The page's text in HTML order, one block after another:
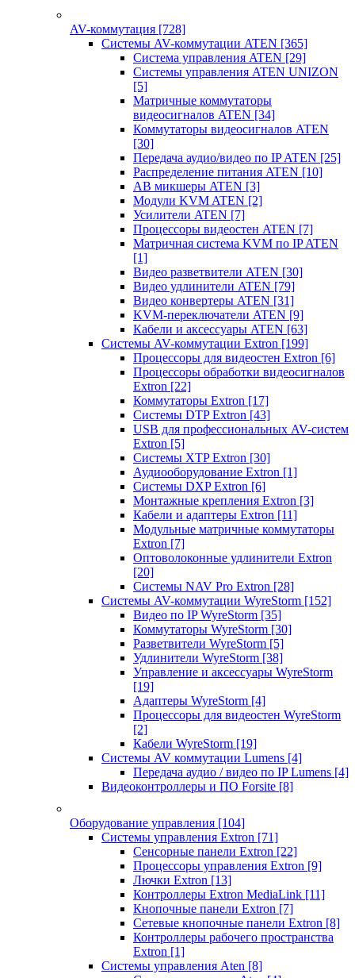
AV-коммутация [728]
Системы AV-коммутации ATEN [365]
Система управления ATEN [29]
Системы управления ATEN UNIZON
[5]
Матричные коммутаторы
видеосигналов ATEN [34]
Коммутаторы видеосигналов ATEN
[30]
Передача аудио/видео по IP ATEN [25]
Распределение питания ATEN [10]
АВ микшеры ATEN [3]
Модули KVM ATEN [2]
Усилители ATEN [7]
Процессоры видеостен ATEN [7]
Матричная система KVM по IP ATEN
[1]
Видео разветвители ATEN [30]
Видео удлинители ATEN [79]
Видео конвертеры ATEN [31]
KVM-переключатели ATEN [9]
Кабели и аксессуары ATEN [63]
Системы AV-коммутации Extron [199]
Процессоры для видеостен Extron [6]
Процессоры обработки видеосигналов
Extron [22]
Коммутаторы Extron [17]
Системы DTP Extron [43]
USB для профессиональных AV-систем
Extron [5]
Системы XTP Extron [30]
Аудиооборудование Extron [1]
Системы DXP Extron [6]
Монтажные крепления Extron [3]
Кабели и адаптеры Extron [11]
Модульные матричные коммутаторы
Extron [7]
Оптоволоконные удлинители Extron
[20]
Системы NAV Pro Extron [28]
Системы AV-коммутации WyreStorm [152]
Видео по IP WyreStorm [35]
Коммутаторы WyreStorm [30]
Разветвители WyreStorm [5]
Удлинители WyreStorm [38]
Управление и аксессуары WyreStorm
[19]
Адаптеры WyreStorm [4]
Процессоры для видеостен WyreStorm
[2]
Кабели WyreStorm [19]
Системы AV коммутации Lumens [4]
Передача аудио / видео по IP Lumens [4]
Видеоконтроллеры и ПО Forsite [8]
Оборудование управления [104]
Системы управления Extron [71]
Сенсорные панели Extron [22]
Процессоры управления Extron [9]
Лючки Extron [13]
Контроллеры Extron MediaLink [11]
Кнопочные панели Extron [7]
Сетевые кнопочные панели Extron [8]
Контроллеры рабочего пространства
Extron [1]
Системы управления Aten [8]